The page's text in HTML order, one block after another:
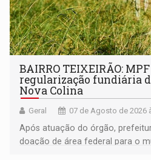
BAIRRO TEIXEIRÃO:
regularização fundiária
Nova Colina
Geral 07 de Agosto de 2026
Após atuação do órgão,
doação de área federal para o